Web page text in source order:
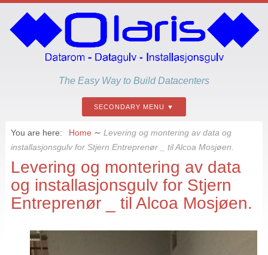
The Easy Way to Build Datacenters
SECONDARY MENU
You are here: Home ∼ Levering og montering av data og
installasjonsgulv for Stjern Entreprenør _ til Alcoa Mosjøen.
Levering og montering av data
og installasjonsgulv for Stjern
Entreprenør _ til Alcoa Mosjøen.